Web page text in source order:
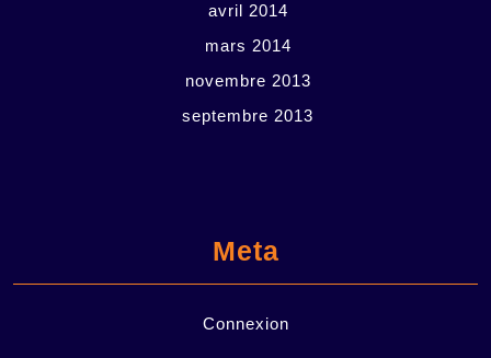
avril 2014
mars 2014
novembre 2013
septembre 2013
Meta
Connexion